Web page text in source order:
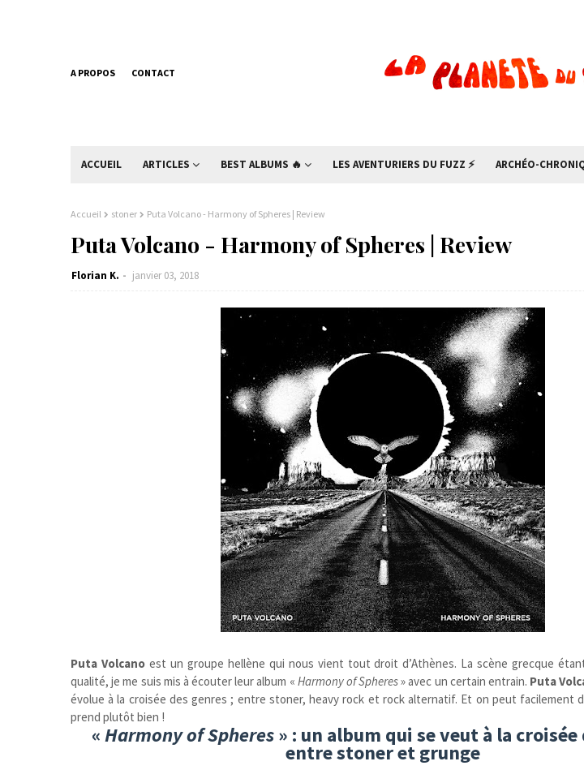
A PROPOS CONTACT
ACCUEIL ARTICLES BEST ALBUMS 🔥 LES AVENTURIERS DU FUZZ ⚡ ARCHÉO-
Accueil stoner Puta Volcano - Harmony of Spheres | Review
Puta Volcano - Harmony of Spheres | Review
Florian K. janvier 03, 2018
Puta Volcanoest un groupe hellène qui nous vient tout droit d’Athènes. La scène grecque
qualité, je me suis mis à écouter leur album « Harmony of Spheres» avec un certain entrain. Puta
évolue à la croisée des genres ; entre stoner, heavy rock et rock alternatif. Et on peut facilement
prend plutôt bien !
«Harmony of Spheres» : un album qui se veut à la croisée
entre stoner et grunge